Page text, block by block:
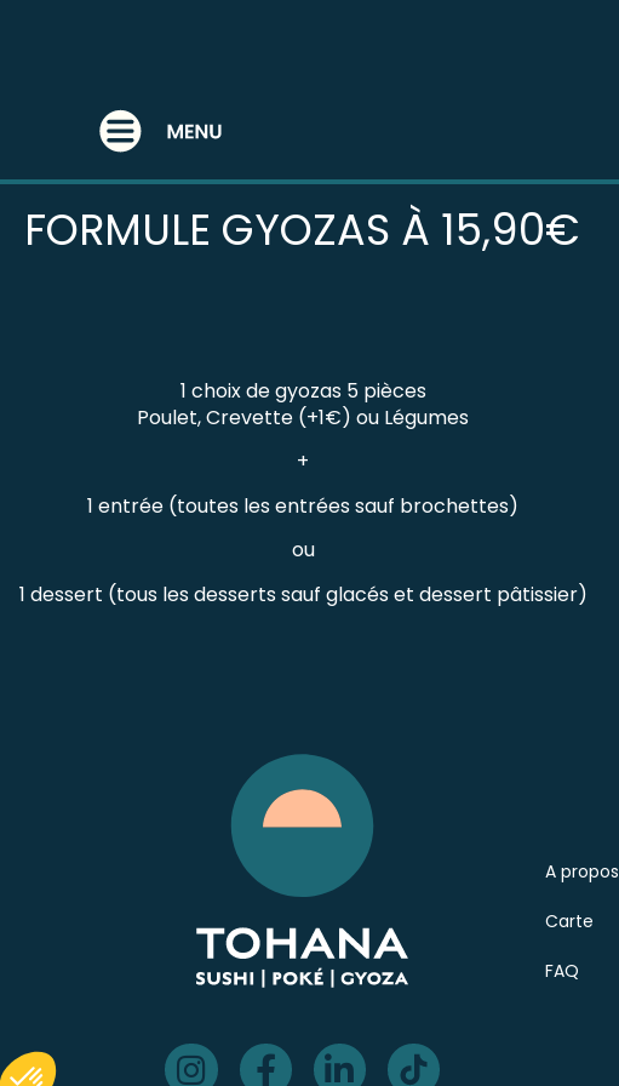
UNCATEGORIZED
FORMULE GYOZAS À 15,90€
1 choix de gyozas 5 pièces
Poulet, Crevette (+1€) ou Légumes
+
1 entrée (toutes les entrées sauf brochettes)
ou
1 dessert (tous les desserts sauf glacés et dessert pâtissier)
A propos
Carte
FAQ